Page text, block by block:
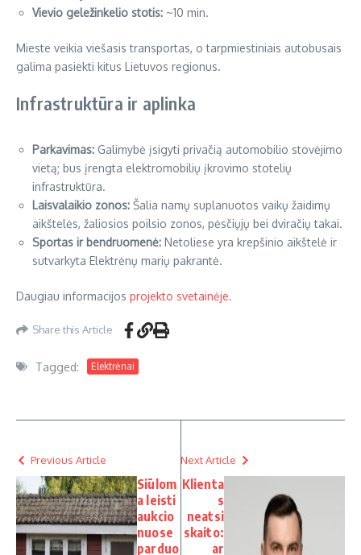
Vievio geležinkelio stotis: ~10 min.
Mieste veikia viešasis transportas, o tarpmiestiniais autobusais
galima pasiekti kitus Lietuvos regionus.
Infrastruktūra ir aplinka
Parkavimas: Galimybė įsigyti privačią automobilio stovėjimo
vietą; bus įrengta elektromobilių įkrovimo stotelių
infrastruktūra.
Laisvalaikio zonos: Šalia namų suplanuotos vaikų žaidimų
aikštelės, žaliosios poilsio zonos, pėsčiųjų bei dviračių takai.
Sportas ir bendruomenė: Netoliese yra krepšinio aikštelė ir
sutvarkyta Elektrėnų marių pakrantė.
Daugiau informacijos projekto svetainėje.
Share this Article
Tagged: Elektrėnai
Previous Article
Siūlom
a leisti
aukcio
nuose
parduo
Next Article
Klienta
s
neatsi
skaito:
ar